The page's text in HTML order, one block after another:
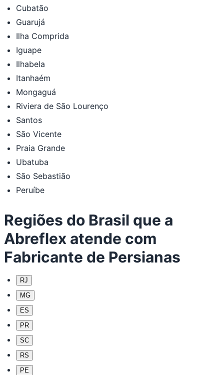
Cubatão
Guarujá
Ilha Comprida
Iguape
Ilhabela
Itanhaém
Mongaguá
Riviera de São Lourenço
Santos
São Vicente
Praia Grande
Ubatuba
São Sebastião
Peruíbe
Regiões do Brasil que a
Abreflex atende com
Fabricante de Persianas
RJ
MG
ES
PR
SC
RS
PE